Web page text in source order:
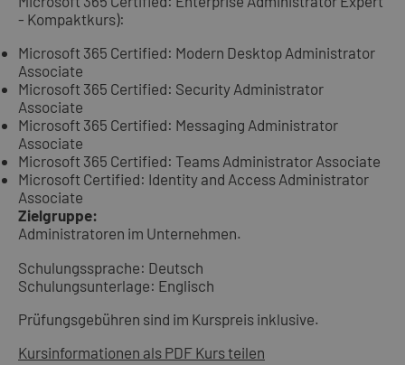
- Kompaktkurs):
Microsoft 365 Certified: Modern Desktop Administrator
Associate
Microsoft 365 Certified: Security Administrator
Associate
Microsoft 365 Certified: Messaging Administrator
Associate
Microsoft 365 Certified: Teams Administrator Associate
Microsoft Certified: Identity and Access Administrator
Associate
Zielgruppe:
Administratoren im Unternehmen.
Schulungssprache: Deutsch
Schulungsunterlage: Englisch
Prüfungsgebühren sind im Kurspreis inklusive.
Kursinformationen als PDF Kurs teilen